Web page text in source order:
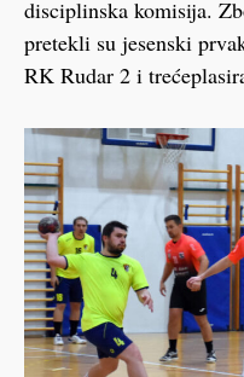
disciplinska komisija.
pretekli su jesenski
RK Rudar 2 i